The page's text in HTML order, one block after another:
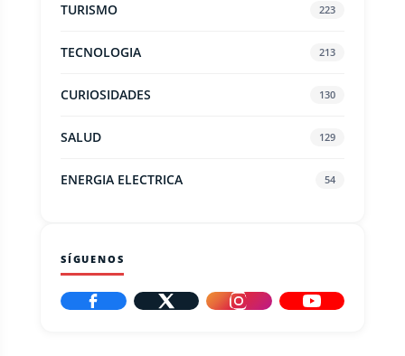
TURISMO 223
TECNOLOGIA 213
CURIOSIDADES 130
SALUD 129
ENERGIA ELECTRICA 54
SÍGUENOS